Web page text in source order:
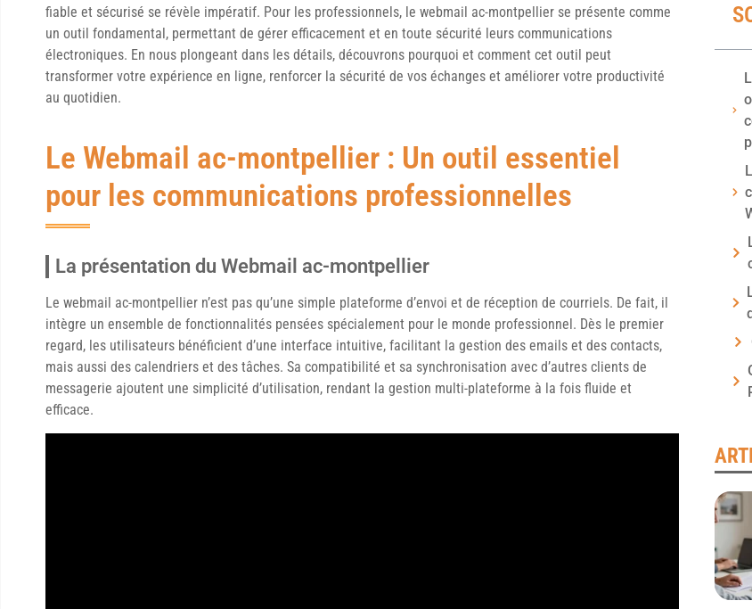
fiable et sécurisé se révèle impératif. Pour les professionnels, le webmail ac-montpellier se présente comme
un outil fondamental, permettant de gérer efficacement et en toute sécurité leurs communications
électroniques. En nous plongeant dans les détails, découvrons pourquoi et comment cet outil peut
transformer votre expérience en ligne, renforcer la sécurité de vos échanges et améliorer votre productivité
au quotidien.
Le Webmail ac-montpellier : Un outil essentiel
pour les communications professionnelles
La présentation du Webmail ac-montpellier
Le webmail ac-montpellier n’est pas qu’une simple plateforme d’envoi et de réception de courriels. De fait, il
intègre un ensemble de fonctionnalités pensées spécialement pour le monde professionnel. Dès le premier
regard, les utilisateurs bénéficient d’une interface intuitive, facilitant la gestion des emails et des contacts,
mais aussi des calendriers et des tâches. Sa compatibilité et sa synchronisation avec d’autres clients de
messagerie ajoutent une simplicité d’utilisation, rendant la gestion multi-plateforme à la fois fluide et
efficace.